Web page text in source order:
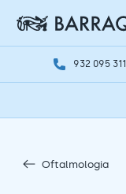
932 095 311
Oftalmologia